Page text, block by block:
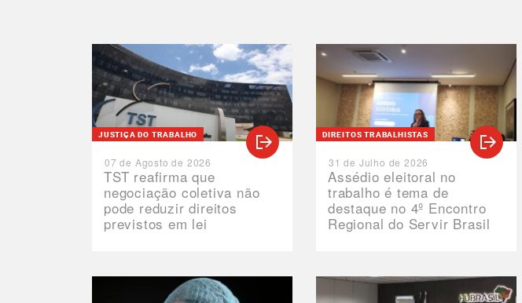
TST reafirma que
negociação coletiva não
pode reduzir direitos
previstos em lei
JUSTIÇA DO TRABALHO
07 de Agosto de 2026
Assédio eleitoral no
trabalho é tema de
destaque no 4º Encontro
Regional do Servir Brasil
DIREITOS TRABALHISTAS
31 de Julho de 2026